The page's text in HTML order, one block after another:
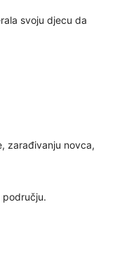
svoju djecu da
zarađivanju novca,
području.